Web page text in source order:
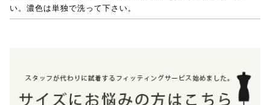
い。濃色は単独で洗って下さい。